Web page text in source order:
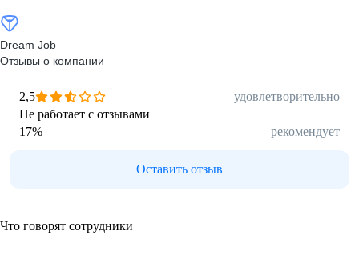
Dream Job
Отзывы о компании
2,5
удовлетворительно
Не работает с отзывами
17% рекомендует
Оставить отзыв
Что говорят сотрудники